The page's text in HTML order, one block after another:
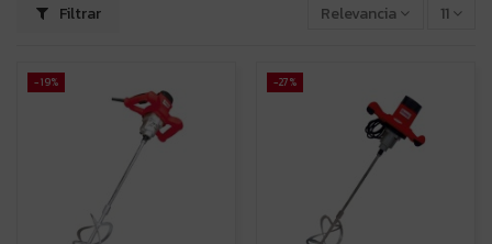
Filtrar Relevancia 11
-19% -27%